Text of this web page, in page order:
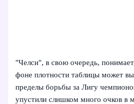
"Челси", в свою очередь,
фоне плотности таблицы может
пределы борьбы за Лигу
упустили слишком много очков в